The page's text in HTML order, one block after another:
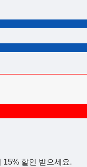
15% 할인 받으세요.